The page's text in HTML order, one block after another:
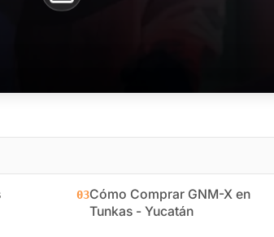
03Cómo Comprar GNM-X en
Tunkas - Yucatán